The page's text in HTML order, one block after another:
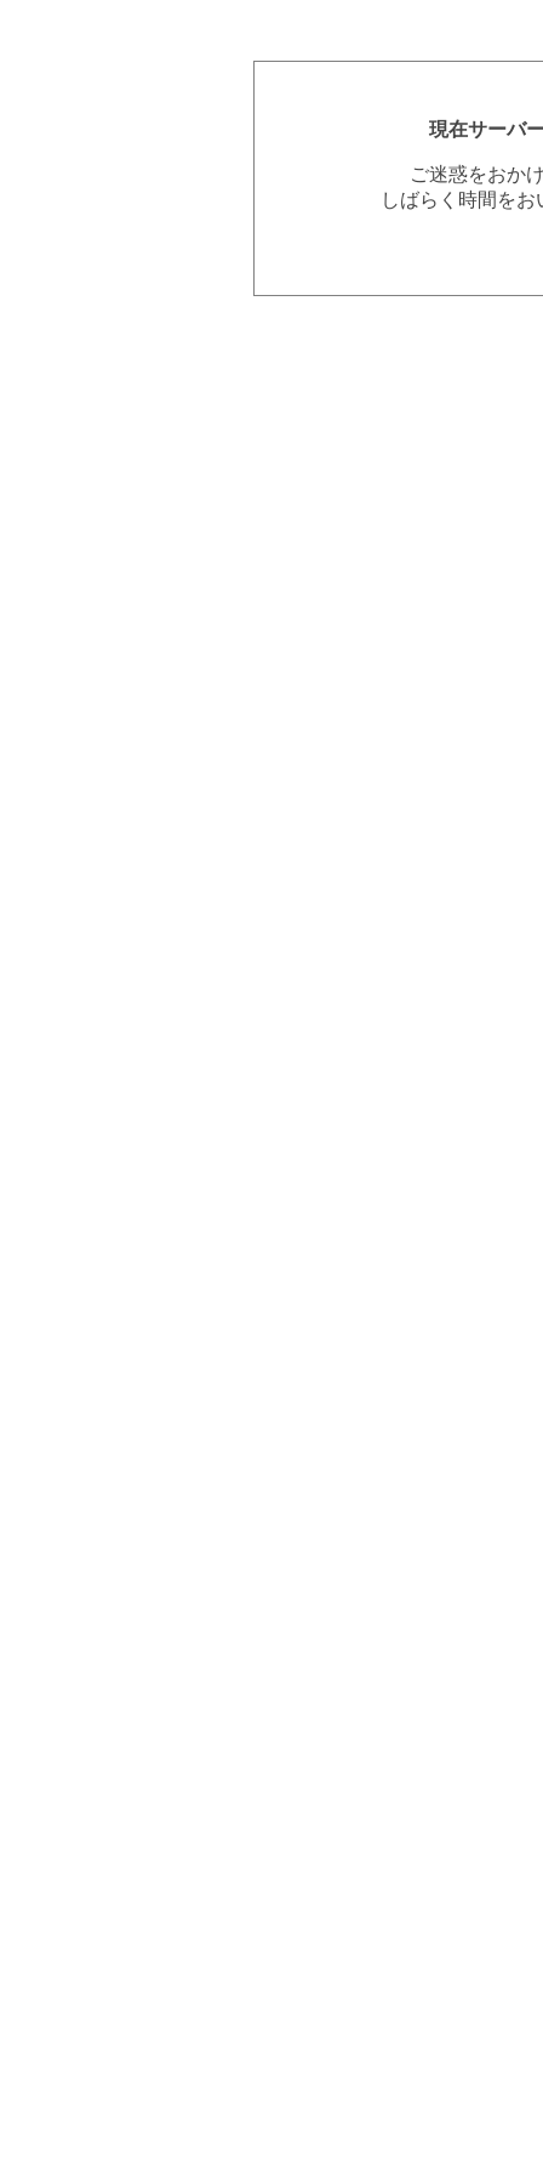
現在サーバ
ご迷惑をおか
しばらく時間を